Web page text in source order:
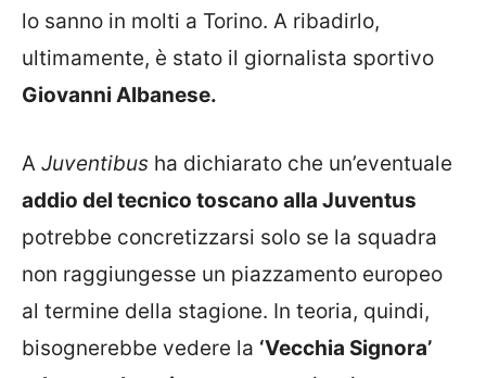
lo sanno in molti a Torino. A ribadirlo,
ultimamente, è stato il giornalista sportivo
Giovanni Albanese.
A Juventibus ha dichiarato che un’eventuale
addio del tecnico toscano alla Juventus
potrebbe concretizzarsi solo se la squadra
non raggiungesse un piazzamento europeo
al termine della stagione. In teoria, quindi,
bisognerebbe vedere la ‘Vecchia Signora’